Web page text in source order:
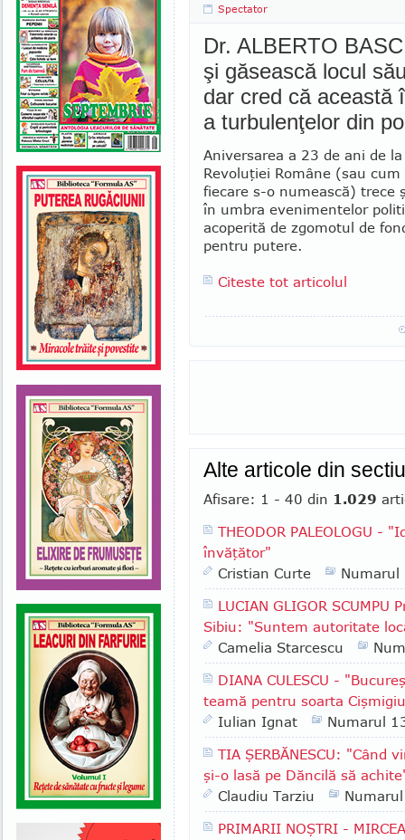
Spectator
Dr. ALBERTO
şi găsească locul
dar cred că această
a turbulenţelor din
Aniversarea a 23 de ani de
Revo­lu­ţiei Române (sau cum
fiecare s-o nu­mească) trece
în umbra eve­ni­mentelor
acoperită de zgomotul de
pentru putere.
Citeste tot articolul
Alte articole din
Afisare: 1 - 40 din 1.029
THEODOR PALEOLOGU -
învăţător"
Cristian Curte
Numarul
LUCIAN GLIGOR
Sibiu: "Suntem autoritate
Camelia Starcescu
DIANA CULESCU -
teamă pentru soarta
Iulian Ignat
Numarul
TIA ŞERBĂNESCU: "Când
şi-o lasă pe Dăncilă să
Claudiu Tarziu
PRIMARII NOŞTRI -